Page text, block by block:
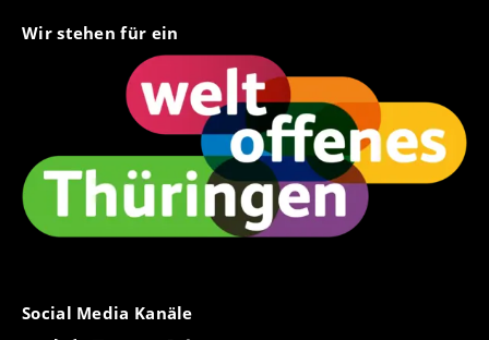
Wir stehen für ein
Social Media Kanäle